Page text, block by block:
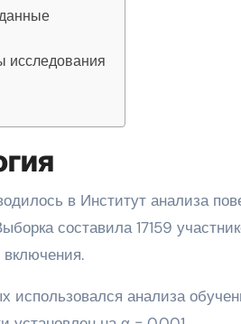
исследования
составила 17159
включения.
использовался анализа